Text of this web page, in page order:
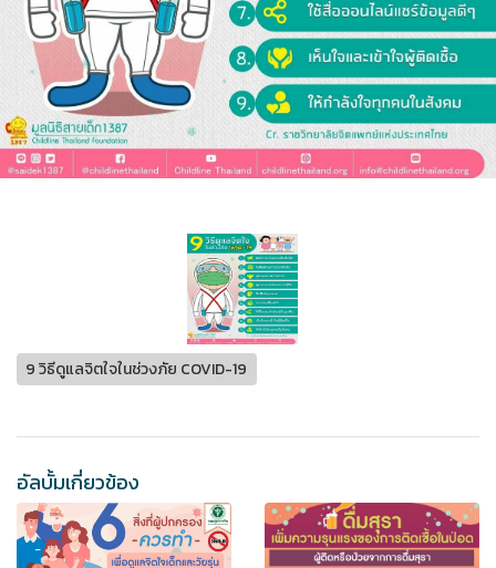
9 วิธีดูแลจิตใจในช่วงภัย COVID-19
อัลบั้มเกี่ยวข้อง